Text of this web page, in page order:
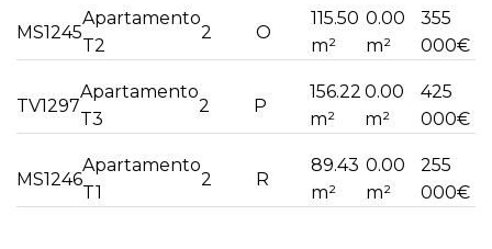
MS1245
Apartamento
T2
2 O
115.50
m²
0.00
m²
355
000€
TV1297
Apartamento
T3
2 P
156.22
m²
0.00
m²
425
000€
MS1246
Apartamento
T1
2 R
89.43
m²
0.00
m²
255
000€